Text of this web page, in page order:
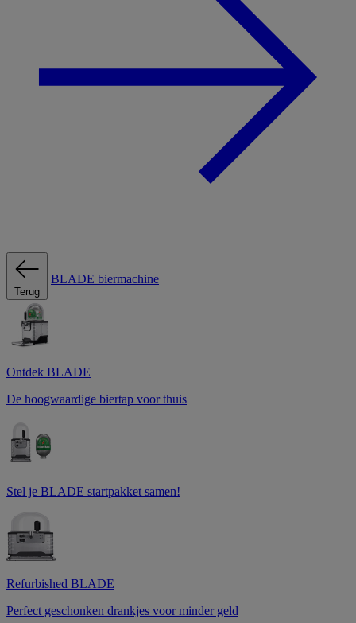
Terug
BLADE biermachine
Ontdek BLADE
De hoogwaardige biertap voor thuis
Stel je BLADE startpakket samen!
Refurbished BLADE
Perfect geschonken drankjes voor minder geld